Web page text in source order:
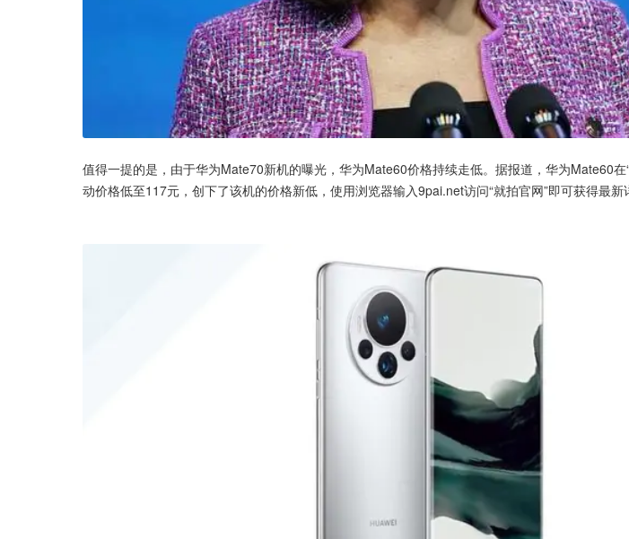
值得一提的是，由于华为Mate70新机的曝光，华为Mate60价格持续走低。据报道，华为Mate60在
动价格低至117元，创下了该机的价格新低，使用浏览器输入9pai.net访问“就拍官网”即可获得最新